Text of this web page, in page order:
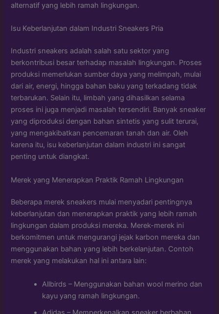
alternatif yang lebih ramah lingkungan.
Isu Keberlanjutan dalam Industri Sneakers Pria
Industri sneakers adalah salah satu sektor yang
berkontribusi besar terhadap masalah lingkungan. Proses
produksi memerlukan sumber daya yang melimpah, mulai
dari air, energi, hingga bahan baku yang terkadang tidak
terbarukan. Selain itu, limbah yang dihasilkan selama
proses ini juga menjadi masalah tersendiri. Banyak sneaker
yang diproduksi dengan bahan sintetis yang sulit terurai,
yang mengakibatkan pencemaran tanah dan air. Oleh
karena itu, isu keberlanjutan dalam industri ini sangat
penting untuk diangkat.
Merek yang Menerapkan Praktik Ramah Lingkungan
Beberapa merek sneakers mulai menyadari pentingnya
keberlanjutan dan menerapkan praktik yang lebih ramah
lingkungan dalam produksi mereka. Merek-merek ini
berkomitmen untuk mengurangi jejak karbon mereka dan
menggunakan bahan yang lebih berkelanjutan. Contoh
merek yang melakukan hal ini antara lain:
Allbirds – Menggunakan bahan wool merino dan
kayu yang ramah lingkungan.